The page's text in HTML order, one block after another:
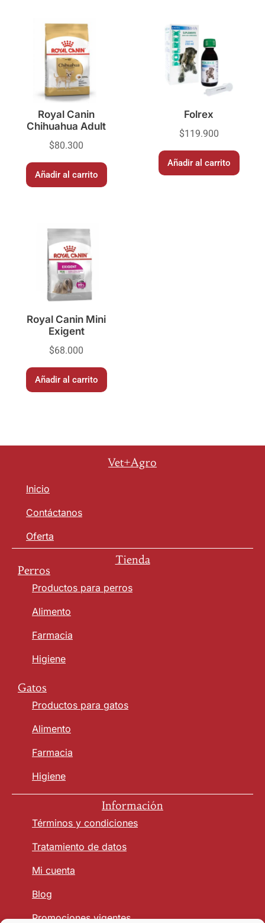
Royal Canin
Chihuahua Adult
$80.300
Añadir al carrito
Folrex
$119.900
Añadir al carrito
Royal Canin Mini
Exigent
$68.000
Añadir al carrito
Vet+Agro
Inicio
Contáctanos
Oferta
Tienda
Perros
Productos para perros
Alimento
Farmacia
Higiene
Gatos
Productos para gatos
Alimento
Farmacia
Higiene
Información
Términos y condiciones
Tratamiento de datos
Mi cuenta
Blog
Promociones vigentes